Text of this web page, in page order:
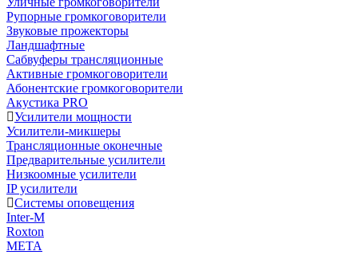
Рупорные громкоговорители
Звуковые прожекторы
Ландшафтные
Сабвуферы трансляционные
Активные громкоговорители
Абонентские громкоговорители
Акустика PRO
Усилители мощности
Усилители-микшеры
Трансляционные оконечные
Предварительные усилители
Низкоомные усилители
IP усилители
Системы оповещения
Inter-M
Roxton
МЕТА